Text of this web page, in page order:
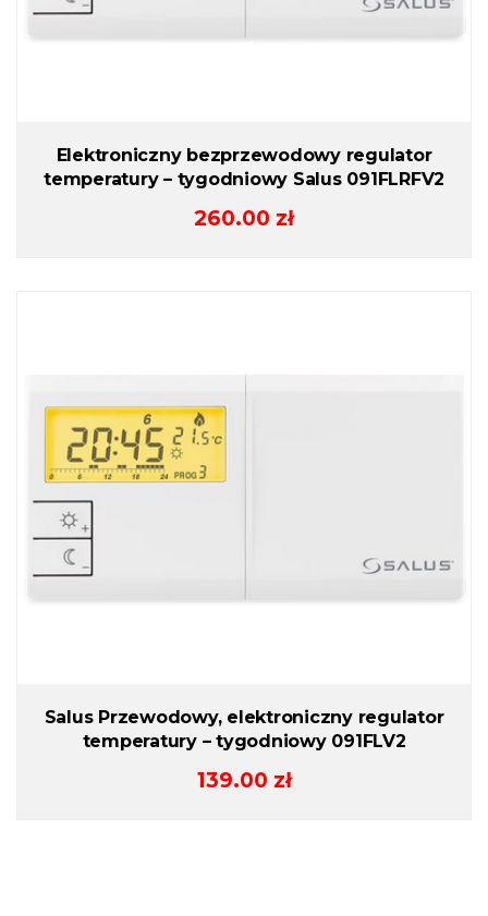
Elektroniczny bezprzewodowy regulator
temperatury – tygodniowy Salus 091FLRFV2
260.00 zł
Salus Przewodowy, elektroniczny regulator
temperatury – tygodniowy 091FLV2
139.00 zł